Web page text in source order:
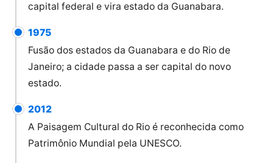
capital federal e vira estado da Guanabara.
1975
Fusão dos estados da Guanabara e do Rio de
Janeiro; a cidade passa a ser capital do novo
estado.
2012
A Paisagem Cultural do Rio é reconhecida como
Patrimônio Mundial pela UNESCO.